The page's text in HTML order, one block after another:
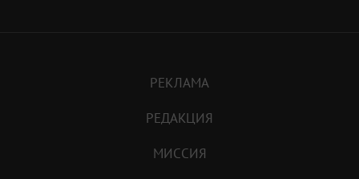
РЕКЛАМА
РЕДАКЦИЯ
МИССИЯ